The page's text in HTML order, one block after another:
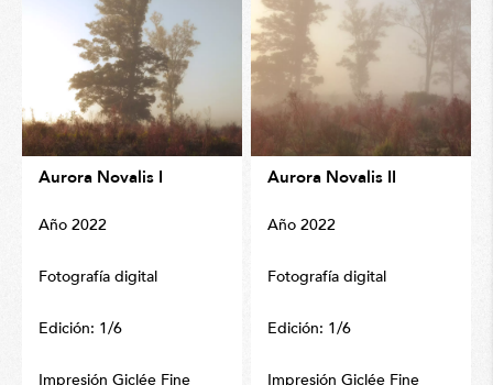
Aurora Novalis I
Año 2022
Fotografía digital
Edición: 1/6
Impresión Giclée Fine
Aurora Novalis II
Año 2022
Fotografía digital
Edición: 1/6
Impresión Giclée Fine